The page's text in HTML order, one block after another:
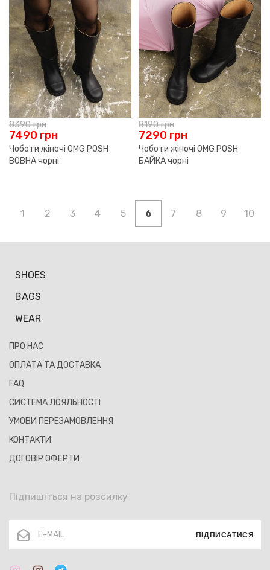
8390грн
7490 грн
Чоботи жіночі OMG POSH
ВОВНА чорні
8190грн
7290 грн
Чоботи жіночі OMG POSH
БАЙКА чорні
1 2 3 4 5 6 7 8 9 10
SHOES
BAGS
WEAR
ПРО НАС
ОПЛАТА ТА ДОСТАВКА
FAQ
СИСТЕМА ЛОЯЛЬНОСТІ
УМОВИ ПЕРЕЗАМОВЛЕННЯ
КОНТАКТИ
ДОГОВІР ОФЕРТИ
Підпишіться на розсилку
ПІДПИСАТИСЯ